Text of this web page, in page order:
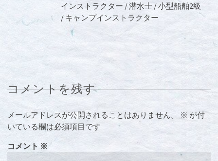
インストラクター / 潜水士 / 小型船舶2級
/ キャンプインストラクター
コメントを残す
メールアドレスが公開されることはありません。 ※ が付
いている欄は必須項目です
コメント ※